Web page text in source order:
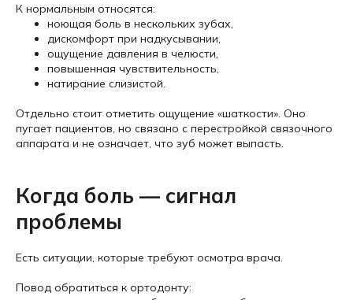
К нормальным относятся:
ноющая боль в нескольких зубах,
дискомфорт при надкусывании,
ощущение давления в челюсти,
повышенная чувствительность,
натирание слизистой.
Отдельно стоит отметить ощущение «шаткости». Оно
пугает пациентов, но связано с перестройкой связочного
аппарата и не означает, что зуб может выпасть.
Когда боль — сигнал
проблемы
Есть ситуации, которые требуют осмотра врача.
Повод обратиться к ортодонту: